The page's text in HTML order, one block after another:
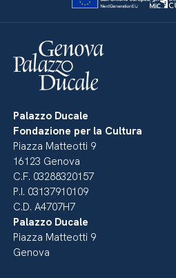
Palazzo Ducale
Fondazione per la Cultura
Piazza Matteotti 9
16123 Genova
C.F. 03288320157
P.I. 03137910109
C.D. A4707H7
Palazzo Ducale
Piazza Matteotti 9
Genova